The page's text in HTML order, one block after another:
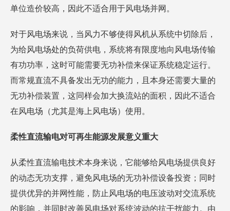
单位造价较高，因此不适合用于风电场并网。
对于风电场来说，当风力不够使得风机从系统中切除后，
为给风电场处的负荷供电，系统将有限度地向风电场传输
有功功率，这时可能需要无功补偿来保证系统稳定运行。
而常规直流不具备发出无功的能力，且本身还需要大量的
无功补偿装置，这同样会加大换流站的面积，因此不适合
在风电场（尤其是海上风电场）使用。
柔性直流输电对可再生能源发展意义重大
从柔性直流输电技术本身来说，它能够给风电场提供良好
的动态无功支撑，避免风电场的无功补偿设备投资；同时
提供优异的并网性能，防止风电场的电压波动对交流系统
的影响，并同时改善风电场对系统波动的抗干扰能力。由